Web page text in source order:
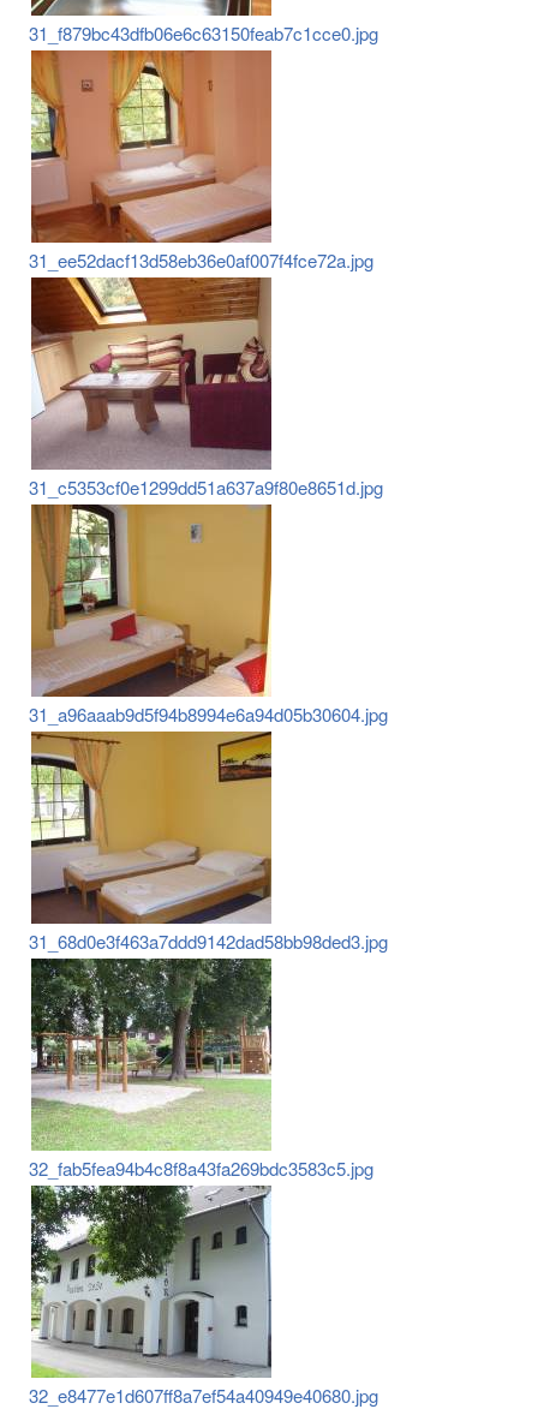
31_f879bc43dfb06e6c63150feab7c1cce0.jpg
31_ee52dacf13d58eb36e0af007f4fce72a.jpg
31_c5353cf0e1299dd51a637a9f80e8651d.jpg
31_a96aaab9d5f94b8994e6a94d05b30604.jpg
31_68d0e3f463a7ddd9142dad58bb98ded3.jpg
32_fab5fea94b4c8f8a43fa269bdc3583c5.jpg
32_e8477e1d607ff8a7ef54a40949e40680.jpg